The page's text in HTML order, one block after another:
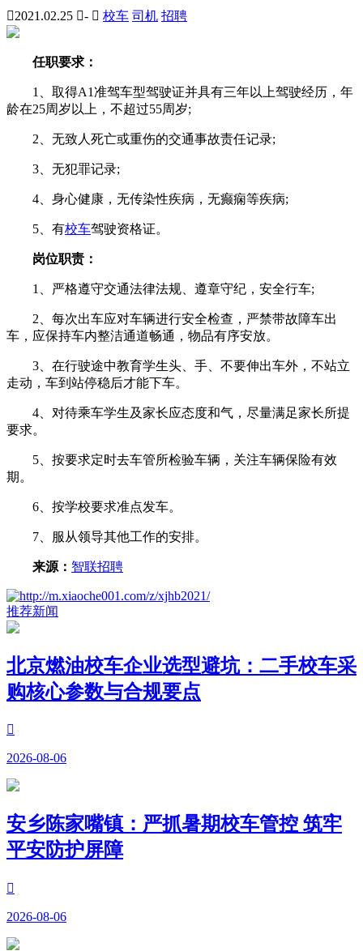
2021.02.25 -  校车 司机 招聘
任职要求：
1、取得A1准驾车型驾驶证并具有三年以上驾驶经历，年
龄在25周岁以上，不超过55周岁;
2、无致人死亡或重伤的交通事故责任记录;
3、无犯罪记录;
4、身心健康，无传染性疾病，无癫痫等疾病;
5、有校车驾驶资格证。
岗位职责：
1、严格遵守交通法律法规、遵章守纪，安全行车;
2、每次出车应对车辆进行安全检查，严禁带故障车出
车，应保持车内整洁通道畅通，物品有序安放。
3、在行驶途中教育学生头、手、不要伸出车外，不站立
走动，车到站停稳后才能下车。
4、对待乘车学生及家长应态度和气，尽量满足家长所提
要求。
5、按要求定时去车管所检验车辆，关注车辆保险有效
期。
6、按学校要求准点发车。
7、服从领导其他工作的安排。
来源： 智联招聘
推荐新闻
北京燃油校车企业选型避坑：二手校车采
购核心参数与合规要点

2026-08-06
安乡陈家嘴镇：严抓暑期校车管控 筑牢
平安防护屏障

2026-08-06